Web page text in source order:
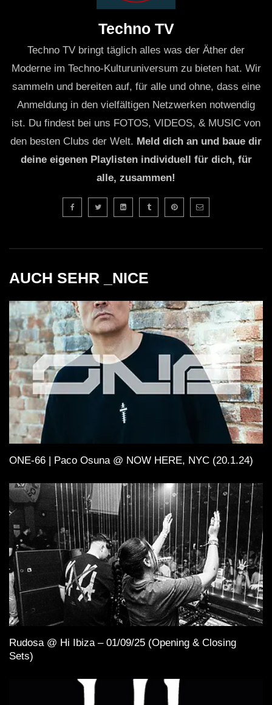
Techno TV
Techno TV bringt täglich alles was der Äther der
Moderne im Techno-Kulturuniversum zu bieten hat. Wir
sammeln und bereiten auf, für alle und ohne, dass eine
Anmeldung in den vielfältigen Netzwerken notwendig
ist. Du findest bei uns FOTOS, VIDEOS, & MUSIC von
den besten Clubs der Welt. Meld dich an und baue dir
deine eigenen Playlisten individuell für dich, für
alle, zusammen!
AUCH SEHR _NICE
ONE-66 | Paco Osuna @ NOW HERE, NYC (20.1.24)
Rudosa @ Hi Ibiza – 01/09/25 (Opening & Closing
Sets)